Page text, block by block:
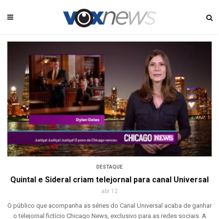
DESTAQUE
Quintal e Sideral criam telejornal para canal Universal
abr 12
O público que acompanha as séries do Canal Universal acaba de ganhar
o telejornal fictício Chicago News, exclusivo para as redes sociais. A